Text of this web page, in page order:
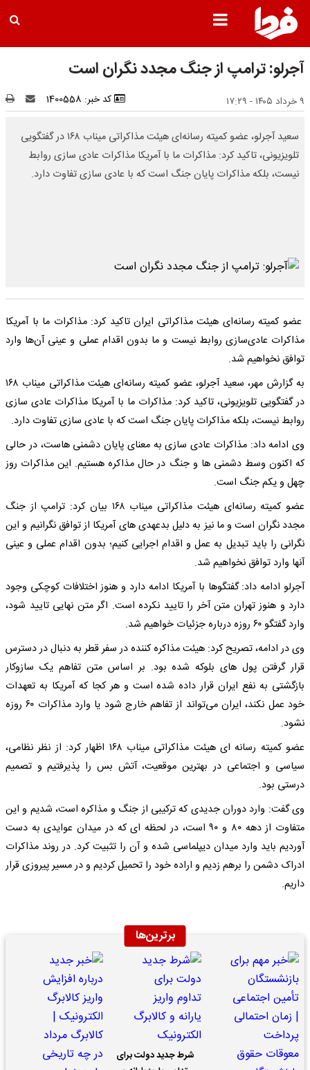
آجرلو: ترامپ از جنگ مجدد نگران است
۹ خرداد ۱۴۰۵ - ۱۷:۲۹ کد خبر: 1400558
سعید آجرلو، عضو کمیته رسانه‌ای هیئت مذاکراتی میناب ۱۶۸ در گفتگویی
تلویزیونی، تاکید کرد: مذاکرات ما با آمریکا مذاکرات عادی سازی روابط
نیست، بلکه مذاکرات پایان جنگ است که با عادی سازی تفاوت دارد.
عضو کمیته رسانه‌ای هیئت مذاکراتی ایران تاکید کرد: مذاکرات ما با آمریکا
مذاکرات عادی‌‎سازی روابط نیست و ما بدون اقدام عملی و عینی آن‌ها وارد
توافق نخواهیم شد.
به گزارش مهر، سعید آجرلو، عضو کمیته رسانه‌ای هیئت مذاکراتی میناب ۱۶۸
در گفتگویی تلویزیونی، تاکید کرد: مذاکرات ما با آمریکا مذاکرات عادی سازی
روابط نیست، بلکه مذاکرات پایان جنگ است که با عادی سازی تفاوت دارد.
وی ادامه داد: مذاکرات عادی سازی به معنای پایان دشمنی هاست، در حالی
که اکنون وسط دشمنی ها و جنگ در حال مذاکره هستیم. این مذاکرات روز
چهل و یکم جنگ است.
عضو کمیته رسانه‌ای هیئت مذاکراتی میناب ۱۶۸ بیان کرد: ترامپ از جنگ
مجدد نگران است و ما نیز به دلیل بدعهدی های آمریکا از توافق نگرانیم و این
نگرانی را باید تبدیل به عمل و اقدام اجرایی کنیم؛ بدون اقدام عملی و عینی
آنها وارد توافق نخواهیم شد.
آجرلو ادامه داد: گفتگوها با آمریکا ادامه دارد و هنوز اختلافات کوچکی وجود
دارد و هنوز تهران متن آخر را تایید نکرده است. اگر متن نهایی تایید شود،
وارد گفتگو ۶۰ روزه درباره جزئیات خواهیم شد.
وی در ادامه، تصریح کرد: هیئت مذاکره کننده در سفر قطر به دنبال در دسترس
قرار گرفتن پول های بلوکه شده بود. بر اساس متن تفاهم یک سازوکار
بازگشتی به نفع ایران قرار داده شده است و هر کجا که آمریکا به تعهدات
خود عمل نکند، ایران می‌تواند از تفاهم خارج شود یا وارد مذاکرات ۶۰ روزه
نشود.
عضو کمیته رسانه ای هیئت مذاکراتی میناب ۱۶۸ اظهار کرد: از نظر نظامی،
سیاسی و اجتماعی در بهترین موقعیت، آتش بس را پذیرفتیم و تصمیم
درستی بود.
وی گفت: وارد دوران جدیدی که ترکیبی از جنگ و مذاکره است، شدیم و این
متفاوت از دهه ۸۰ و ۹۰ است، در لحظه ای که در میدان عوایدی به دست
آوردیم باید وارد میدان دیپلماسی شده و آن را تثبیت کرد. در روند مذاکرات
ادراک دشمن را برهم زدیم و اراده خود را تحمیل کردیم و در مسیر پیروزی قرار
داریم.
برترین‌ها
شرط جدید دولت برای